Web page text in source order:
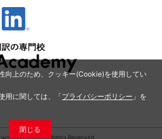
向上のため、クッキー(Cookie)を使用してい
用に関しては、「プライバシーポリシー 」を
閉じる
Co.,Ltd. All Rights Reserved.